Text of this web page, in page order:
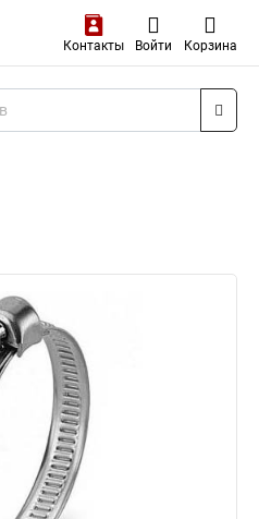
Контакты Войти Корзина